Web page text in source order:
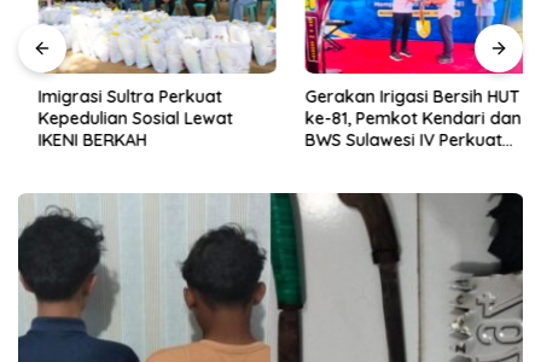
Imigrasi Sultra Perkuat
Kepedulian Sosial Lewat
IKENI BERKAH
Gerakan Irigasi Bersih HUT RI
ke-81, Pemkot Kendari dan
BWS Sulawesi IV Perkuat